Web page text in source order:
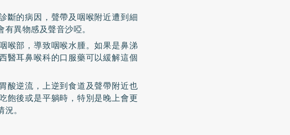
斷的病因，聲帶及咽喉附近遭到細
異物感及聲音沙啞。
喉部，導致咽喉水腫。如果是鼻涕
醫耳鼻喉科的口服藥可以緩解這個
酸逆流，上逆到食道及聲帶附近也
飽後或是平躺時，特別是晚上會更
。